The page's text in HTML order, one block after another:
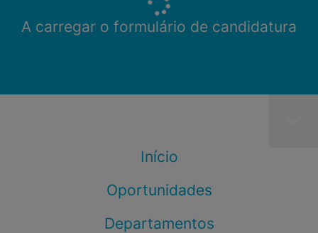
A carregar o formulário de candidatura
Início
Oportunidades
Departamentos